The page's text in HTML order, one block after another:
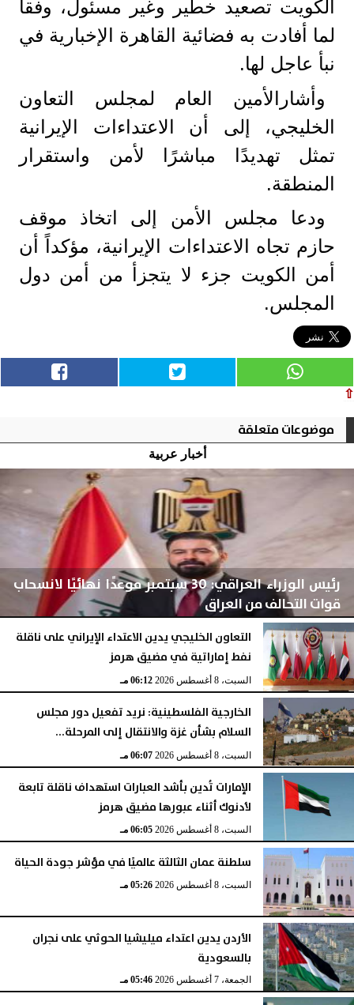
الكويت تصعيد خطير وغير مسئول، وفقاً
لما أفادت به فضائية القاهرة الإخبارية في
نبأ عاجل لها.
وأشارالأمين العام لمجلس التعاون
الخليجي، إلى أن الاعتداءات الإيرانية
تمثل تهديدًا مباشرًا لأمن واستقرار
المنطقة.
ودعا مجلس الأمن إلى اتخاذ موقف
حازم تجاه الاعتداءات الإيرانية، مؤكداً أن
أمن الكويت جزء لا يتجزأ من أمن دول
المجلس.
⇧
موضوعات متعلقة
أخبار عربية
رئيس الوزراء العراقي: 30 سبتمبر موعدًا نهائيًا لانسحاب
قوات التحالف من العراق
السبت، 8 أغسطس 2026 06:13 مـ
التعاون الخليجي يدين الاعتداء الإيراني على ناقلة
نفط إماراتية في مضيق هرمز
السبت، 8 أغسطس 2026 06:12 مـ
الخارجية الفلسطينية: نريد تفعيل دور مجلس
السلام بشأن غزة والانتقال إلى المرحلة...
السبت، 8 أغسطس 2026 06:07 مـ
الإمارات تُدين بأشد العبارات استهداف ناقلة تابعة
لأدنوك أثناء عبورها مضيق هرمز
السبت، 8 أغسطس 2026 06:05 مـ
سلطنة عمان الثالثة عالميًا في مؤشر جودة الحياة
السبت، 8 أغسطس 2026 05:26 مـ
الأردن يدين اعتداء ميليشيا الحوثي على نجران
بالسعودية
الجمعة، 7 أغسطس 2026 05:46 مـ